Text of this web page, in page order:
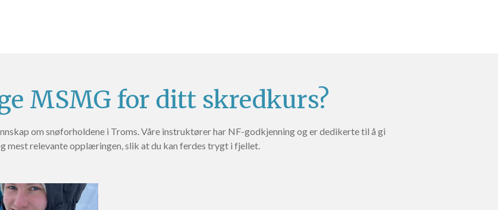
MSMG for ditt skredkurs?
om snøforholdene i Troms. Våre instruktører har NF-godkjenning og er dedikerte til å gi
mest relevante opplæringen, slik at du kan ferdes trygt i fjellet.